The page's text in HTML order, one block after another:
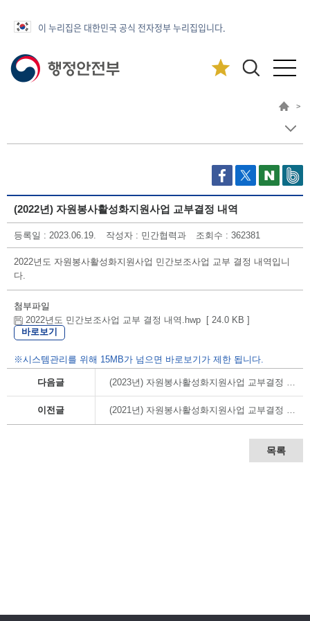
이 누리집은 대한민국 공식 전자정부 누리집입니다.
>
(2022년) 자원봉사활성화지원사업 교부결정 내역
등록일 : 2023.06.19. 작성자 : 민간협력과 조회수 : 362381
2022년도 자원봉사활성화지원사업 민간보조사업 교부 결정 내역입니
다.
첨부파일
2022년도 민간보조사업 교부 결정 내역.hwp [ 24.0 KB ]
바로보기
※시스템관리를 위해 15MB가 넘으면 바로보기가 제한 됩니다.
다음글 (2023년) 자원봉사활성화지원사업 교부결정 내역
이전글 (2021년) 자원봉사활성화지원사업 교부결정 내역
목록